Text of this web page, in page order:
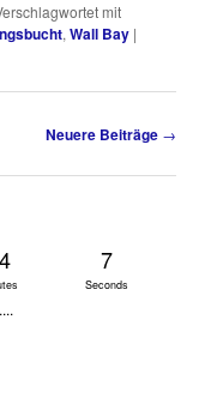
mit
,Wall Bay |
Neuere Beiträge →
7
Seconds